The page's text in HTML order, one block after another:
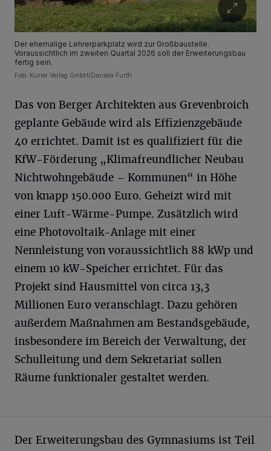
Der ehemalige Lehrerparkplatz wird zur Großbaustelle.
Voraussichtlich im zweiten Quartal 2026 soll der Erweiterungsbau
fertig sein.
Foto: Kurier Verlag GmbH/Daniela Furth
Das von Berger Architekten aus Grevenbroich
geplante Gebäude wird als Effizienzgebäude
40 errichtet. Damit ist es qualifiziert für die
KfW-Förderung „Klimafreundlicher Neubau
Nichtwohngebäude – Kommunen“ in Höhe
von knapp 150.000 Euro. Geheizt wird mit
einer Luft-Wärme-Pumpe. Zusätzlich wird
eine Photovoltaik-Anlage mit einer
Nennleistung von voraussichtlich 88 kWp und
einem 10 kW-Speicher errichtet. Für das
Projekt sind Hausmittel von circa 13,3
Millionen Euro veranschlagt. Dazu gehören
außerdem Maßnahmen am Bestandsgebäude,
insbesondere im Bereich der Verwaltung, der
Schulleitung und dem Sekretariat sollen
Räume funktionaler gestaltet werden.
Der Erweiterungsbau des Gymnasiums ist Teil